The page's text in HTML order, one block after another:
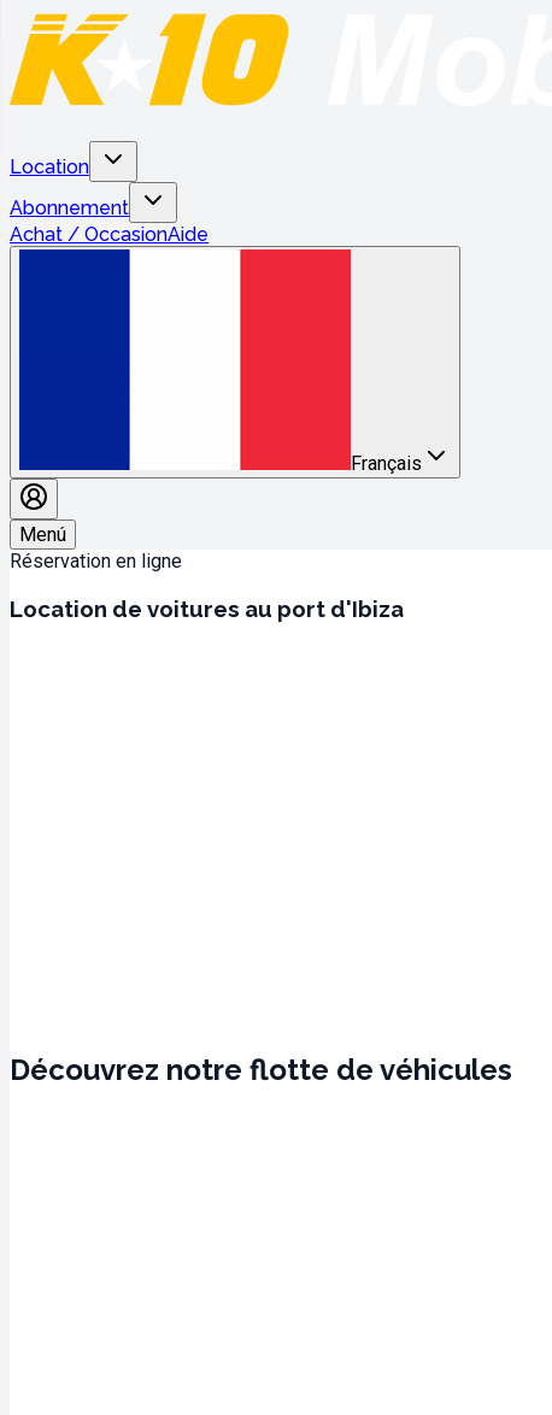
Location
Abonnement
Achat / OccasionAide
Français
Menú
Réservation en ligne
Location de voitures au port d'Ibiza
Découvrez notre flotte de véhicules